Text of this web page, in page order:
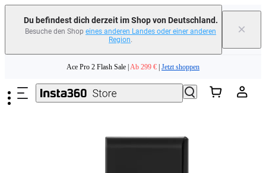
Du befindest dich derzeit im Shop von Deutschland.
Besuche den Shop eines anderen Landes oder einer anderen
Region.
×
Ace Pro 2 Flash Sale | Ab 299 € Jetzt shoppen
Tausche dein altes Gerät ein und erhalte Geld für deinen Neukauf.｜Mehr
Need shopping help? | Chat with our experts now!